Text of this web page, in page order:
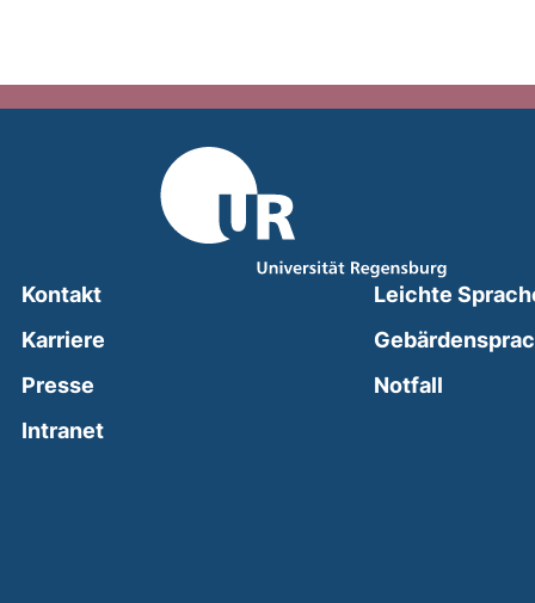
Kontakt
Karriere
Presse
Intranet(external link, opens in a new window)
Leichte
Notfall